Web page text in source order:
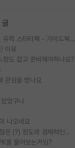
[무료] 2026 미국 대학원 유학 스타터팩 - 가이드북 & 합격자 컨택메일 템플릿
이유
정도 잡고 준비해야하나요?
관심을 받나요
었구나
나오네요
박사진학하기에 2억은 괜찮은 (?) 정도의 경제력인가요
를 물어보는거임?